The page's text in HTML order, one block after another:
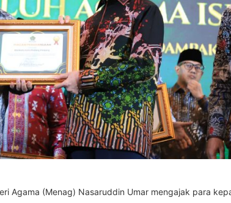
Agama (Menag) Nasaruddin Umar mengajak para